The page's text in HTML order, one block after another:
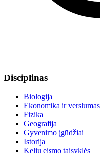
Disciplinas
Biologija
Ekonomika ir verslumas
Fizika
Geografija
Gyvenimo įgūdžiai
Istorija
Kelių eismo taisyklės